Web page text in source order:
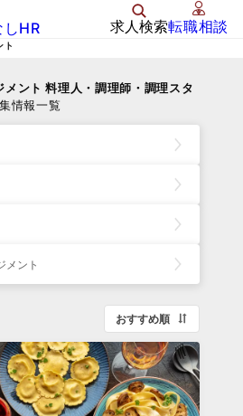
HR 求人検索転職相談
ト
メント 料理人・調理師・調理スタ
情報一覧
メント
おすすめ順